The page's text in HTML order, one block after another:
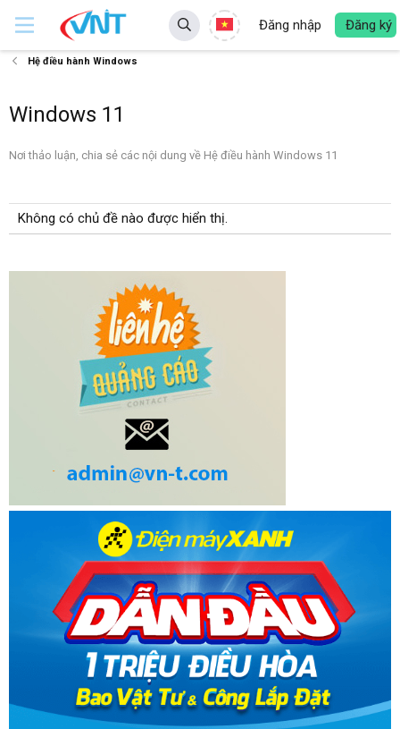
Đăng nhập Đăng ký
Hệ điều hành Windows
Windows 11
Nơi thảo luận, chia sẻ các nội dung về Hệ điều hành Windows 11
Không có chủ đề nào được hiển thị.